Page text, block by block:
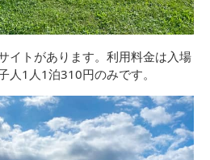
イトがあります。利用料金は入場
1人1泊310円のみです。